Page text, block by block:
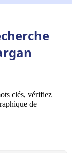
clés, vérifiez
de